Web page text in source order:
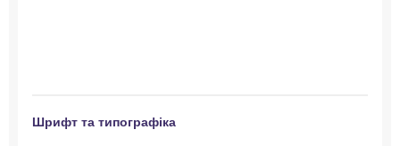
Шрифт та типографіка